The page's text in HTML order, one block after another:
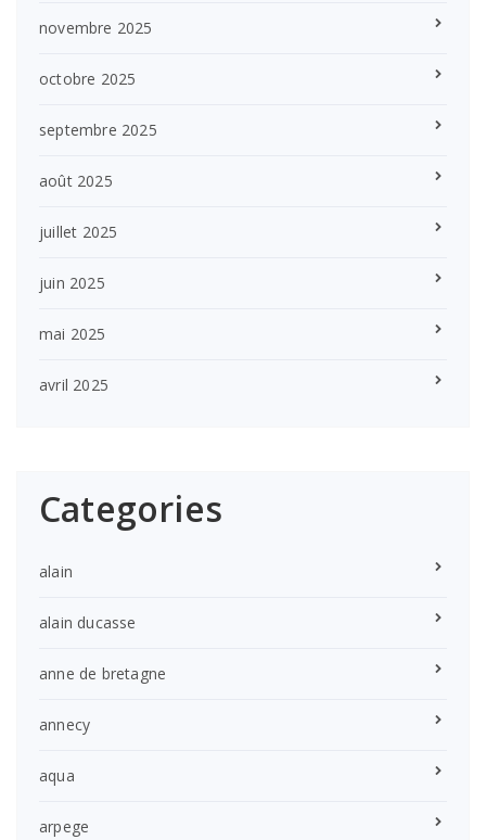
novembre 2025
octobre 2025
septembre 2025
août 2025
juillet 2025
juin 2025
mai 2025
avril 2025
Categories
alain
alain ducasse
anne de bretagne
annecy
aqua
arpege